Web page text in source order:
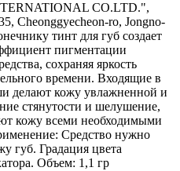
CO.LTD.",
ro, Jongno-
тинт для губ создает
пигментации
сохраняя яркость
времени. Входящие в
делают кожу увлажненной и
стянутости и шелушение,
кожу всеми необходимыми
Средство нужно
губ. Градация цвета
Объем: 1,1 гр